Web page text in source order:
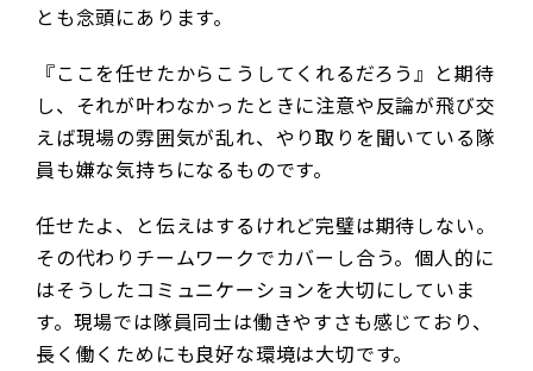
とも念頭にあります。
『ここを任せたからこうしてくれるだろう』と期待
し、それが叶わなかったときに注意や反論が飛び交
えば現場の雰囲気が乱れ、やり取りを聞いている隊
員も嫌な気持ちになるものです。
任せたよ、と伝えはするけれど完璧は期待しない。
その代わりチームワークでカバーし合う。個人的に
はそうしたコミュニケーションを大切にしていま
す。現場では隊員同士は働きやすさも感じており、
長く働くためにも良好な環境は大切です。